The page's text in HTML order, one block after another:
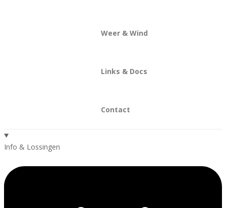
Weer & Wind
Links & Docs
Contact
Info & Lossingen